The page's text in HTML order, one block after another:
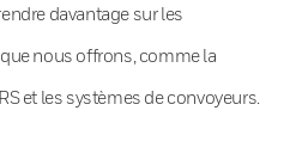
davantage sur les
nous offrons, comme la
et les systèmes de convoyeurs.